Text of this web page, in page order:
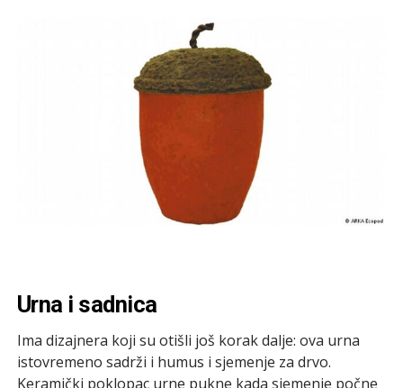
Urna i sadnica
Ima dizajnera koji su otišli još korak dalje: ova urna
istovremeno sadrži i humus i sjemenje za drvo.
Keramički poklopac urne pukne kada sjemenje počne